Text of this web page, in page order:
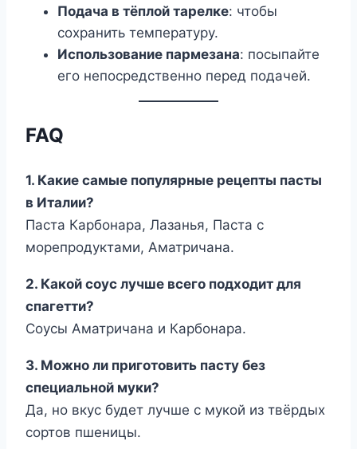
Подача в тёплой тарелке: чтобы
сохранить температуру.
Использование пармезана: посыпайте
его непосредственно перед подачей.
FAQ
1. Какие самые популярные рецепты пасты
в Италии?
Паста Карбонара, Лазанья, Паста с
морепродуктами, Аматричана.
2. Какой соус лучше всего подходит для
спагетти?
Соусы Аматричана и Карбонара.
3. Можно ли приготовить пасту без
специальной муки?
Да, но вкус будет лучше с мукой из твёрдых
сортов пшеницы.